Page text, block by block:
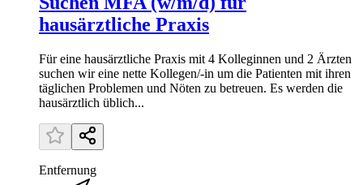
hausärztliche Praxis
Für eine hausärztliche Praxis mit 4 Kolleginnen und 2 Ärzten
suchen wir eine nette Kollegen/-in um die Patienten mit ihren
täglichen Problemen und Nöten zu betreuen. Es werden die
hausärztlich üblich...
Entfernung